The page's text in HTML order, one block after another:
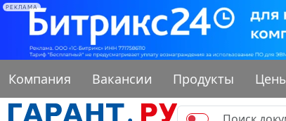
РЕКЛАМА
Компания Вакансии Продукты